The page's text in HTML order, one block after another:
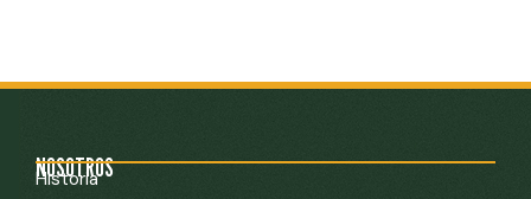
NOSOTROS
Historia